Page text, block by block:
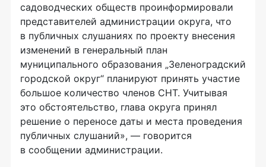
садоводческих обществ проинформировали
представителей администрации округа, что
в публичных слушаниях по проекту внесения
изменений в генеральный план
муниципального образования „Зеленоградский
городской округ“ планируют принять участие
большое количество членов СНТ. Учитывая
это обстоятельство, глава округа принял
решение о переносе даты и места проведения
публичных слушаний», — говорится
в сообщении администрации.